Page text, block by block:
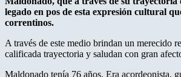
legado en pos de esta expresión cultural
correntinos.
A través de este medio brindan un merecido
calificada trayectoria y saludan con gran
Maldonado tenía 76 años. Era acordeonista,